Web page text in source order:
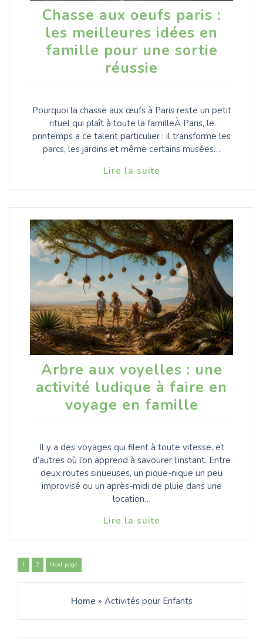
Chasse aux oeufs paris :
les meilleures idées en
famille pour une sortie
réussie
Pourquoi la chasse aux œufs à Paris reste un petit
rituel qui plaît à toute la familleÀ Paris, le
printemps a ce talent particulier : il transforme les
parcs, les jardins et même certains musées…
Lire la suite
Arbre aux voyelles : une
activité ludique à faire en
voyage en famille
Il y a des voyages qui filent à toute vitesse, et
d’autres où l’on apprend à savourer l’instant. Entre
deux routes sinueuses, un pique-nique un peu
improvisé ou un après-midi de pluie dans une
location…
Lire la suite
Pagination
publications
Page
1 Page
2 Next page
Home » Activités pour Enfants